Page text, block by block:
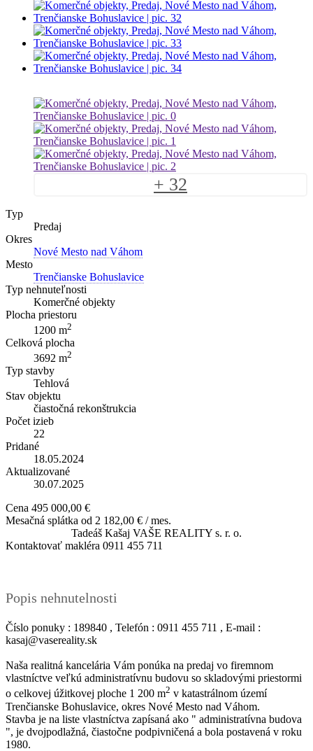
+ 32
Typ
Predaj
Okres
Nové Mesto nad Váhom
Mesto
Trenčianske Bohuslavice
Typ nehnuteľnosti
Komerčné objekty
Plocha priestoru
1200 m2
Celková plocha
3692 m2
Typ stavby
Tehlová
Stav objektu
čiastočná rekonštrukcia
Počet izieb
22
Pridané
18.05.2024
Aktualizované
30.07.2025
Cena 495 000,00 €
Mesačná splátka od 2 182,00 € / mes.
Tadeáš Kašaj VAŠE REALITY s. r. o.
Kontaktovať makléra 0911 455 711
Popis nehnutelnosti
Číslo ponuky : 189840 , Telefón : 0911 455 711 , E-mail :
kasaj@vasereality.sk
Naša realitná kancelária Vám ponúka na predaj vo firemnom
vlastníctve veľkú administratívnu budovu so skladovými priestormi
o celkovej úžitkovej ploche 1 200 m2 v katastrálnom území
Trenčianske Bohuslavice, okres Nové Mesto nad Váhom.
Stavba je na liste vlastníctva zapísaná ako " administratívna budova
", je dvojpodlažná, čiastočne podpivničená a bola postavená v roku
1980.